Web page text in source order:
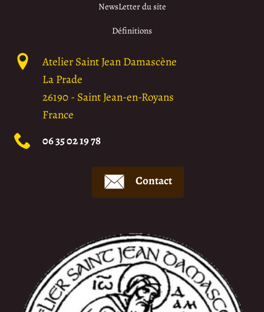
NewsLetter du site
Définitions
Atelier Saint Jean Damascène
La Prade
26190- Saint Jean-en-Royans
France
06 35 02 19 78
Contact